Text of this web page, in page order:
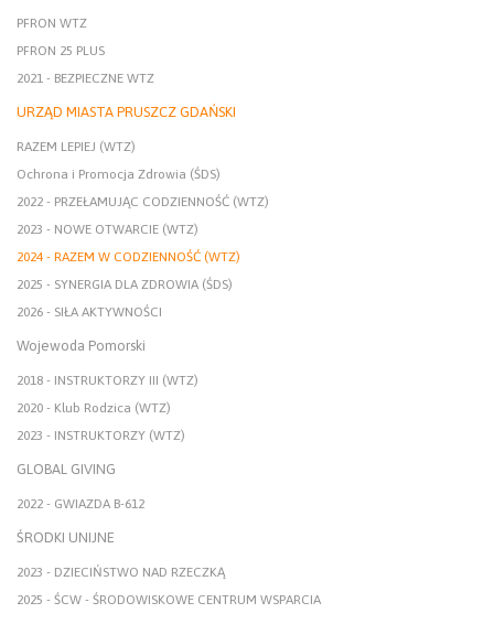
PFRON WTZ
PFRON 25 PLUS
2021 - BEZPIECZNE WTZ
URZĄD MIASTA PRUSZCZ GDAŃSKI
RAZEM LEPIEJ (WTZ)
Ochrona i Promocja Zdrowia (ŚDS)
2022 - PRZEŁAMUJĄC CODZIENNOŚĆ (WTZ)
2023 - NOWE OTWARCIE (WTZ)
2024 - RAZEM W CODZIENNOŚĆ (WTZ)
2025 - SYNERGIA DLA ZDROWIA (ŚDS)
2026 - SIŁA AKTYWNOŚCI
Wojewoda Pomorski
2018 - INSTRUKTORZY III (WTZ)
2020 - Klub Rodzica (WTZ)
2023 - INSTRUKTORZY (WTZ)
GLOBAL GIVING
2022 - GWIAZDA B-612
ŚRODKI UNIJNE
2023 - DZIECIŃSTWO NAD RZECZKĄ
2025 - ŚCW - ŚRODOWISKOWE CENTRUM WSPARCIA